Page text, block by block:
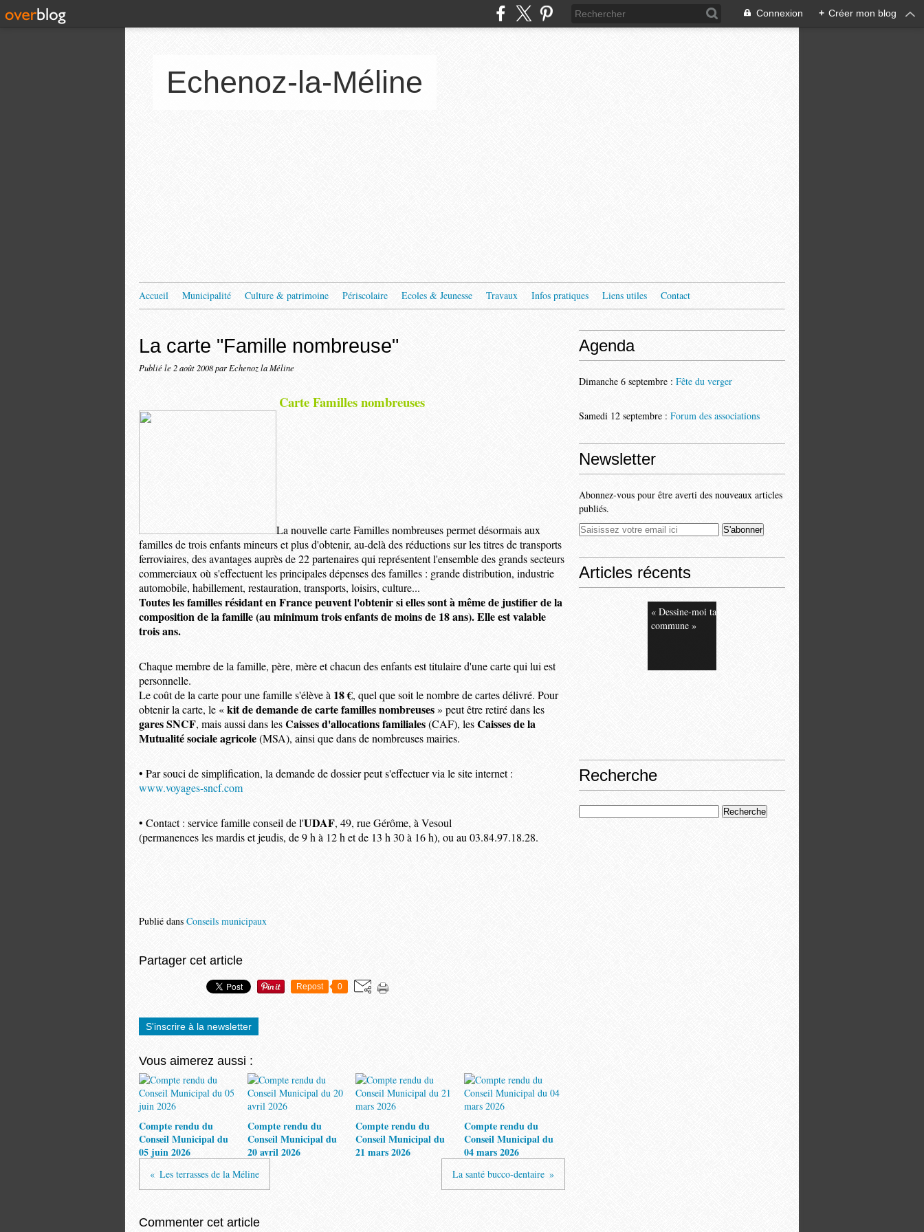
Connexion + Créer mon blog
Echenoz-la-Méline
Accueil Municipalité Culture & patrimoine Périscolaire Ecoles & Jeunesse Travaux Infos pratiques Liens utiles Contact
La carte "Famille nombreuse"
Publié le 2 août 2008par Echenoz la Méline
Carte Familles nombreuses
La nouvelle carte Familles nombreuses permet désormais aux
familles de trois enfants mineurs et plus d'obtenir, au-delà des réductions sur les titres de transports
ferroviaires, des avantages auprès de 22 partenaires qui représentent l'ensemble des grands secteurs
commerciaux où s'effectuent les principales dépenses des familles : grande distribution, industrie
automobile, habillement, restauration, transports, loisirs, culture...
Toutes les familles résidant en France peuvent l'obtenir si elles sont à même de justifier de la
composition de la famille (au minimum trois enfants de moins de 18 ans). Elle est valable
trois ans.
Chaque membre de la famille, père, mère et chacun des enfants est titulaire d'une carte qui lui est
personnelle.
Le coût de la carte pour une famille s'élève à 18 €, quel que soit le nombre de cartes délivré. Pour
obtenir la carte, le «kit de demande de carte familles nombreuses» peut être retiré dans les
gares SNCF, mais aussi dans lesCaisses d'allocations familiales(CAF), lesCaisses de la
Mutualité sociale agricole(MSA), ainsi que dans de nombreuses mairies.
• Par souci de simplification, la demande de dossier peut s'effectuer via le site internet :
www.voyages-sncf.com
• Contact : service famille conseil de l'UDAF, 49, rue Gérôme, à Vesoul
(permanences les mardis et jeudis, de 9 h à 12 h et de 13 h 30 à 16 h), ou au 03.84.97.18.28.
Publié dans Conseils municipaux
Partager cet article
Repost 0
S'inscrire à la newsletter
Vous aimerez aussi :
Compte rendu du
Conseil Municipal du
05 juin 2026
Compte rendu du
Conseil Municipal du
20 avril 2026
Compte rendu du
Conseil Municipal du
21 mars 2026
Compte rendu du
Conseil Municipal du
04 mars 2026
Les terrasses de la Méline La santé bucco-dentaire
Commenter cet article
Agenda
Dimanche 6 septembre : Fête du verger
Samedi 12 septembre : Forum des associations
Newsletter
Abonnez-vous pour être averti des nouveaux articles
publiés.
Articles récents
« Dessine-moi ta
commune »
Recherche